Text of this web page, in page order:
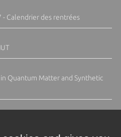
Calendrier des rentrées
Quantum Matter and Synthetic